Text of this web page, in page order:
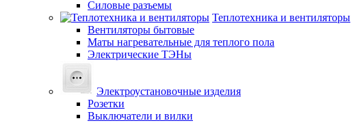
Силовые разъемы
Теплотехника и вентиляторы
Вентиляторы бытовые
Маты нагревательные для теплого пола
Электрические ТЭНы
Электроустановочные изделия
Розетки
Выключатели и вилки